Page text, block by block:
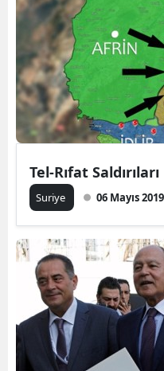
Tel-Rıfat
Suriye 06 Mayıs 2019